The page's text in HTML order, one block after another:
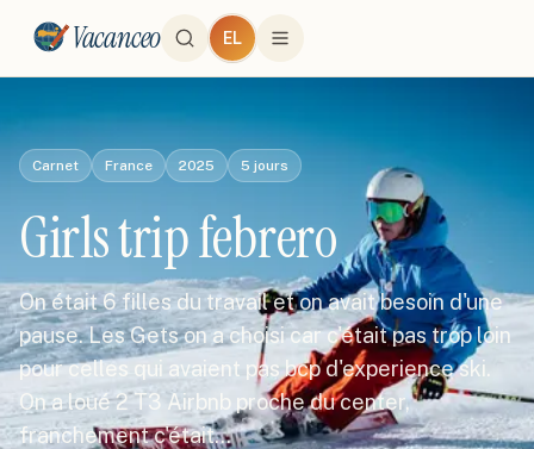
Vacanceo EL
Carnet France 2025 5 jours
Girls trip febrero
On était 6 filles du travail et on avait besoin d'une
pause. Les Gets on a choisi car c'était pas trop loin
pour celles qui avaient pas bcp d'experience ski.
On a loué 2 T3 Airbnb proche du center,
franchement c'était…